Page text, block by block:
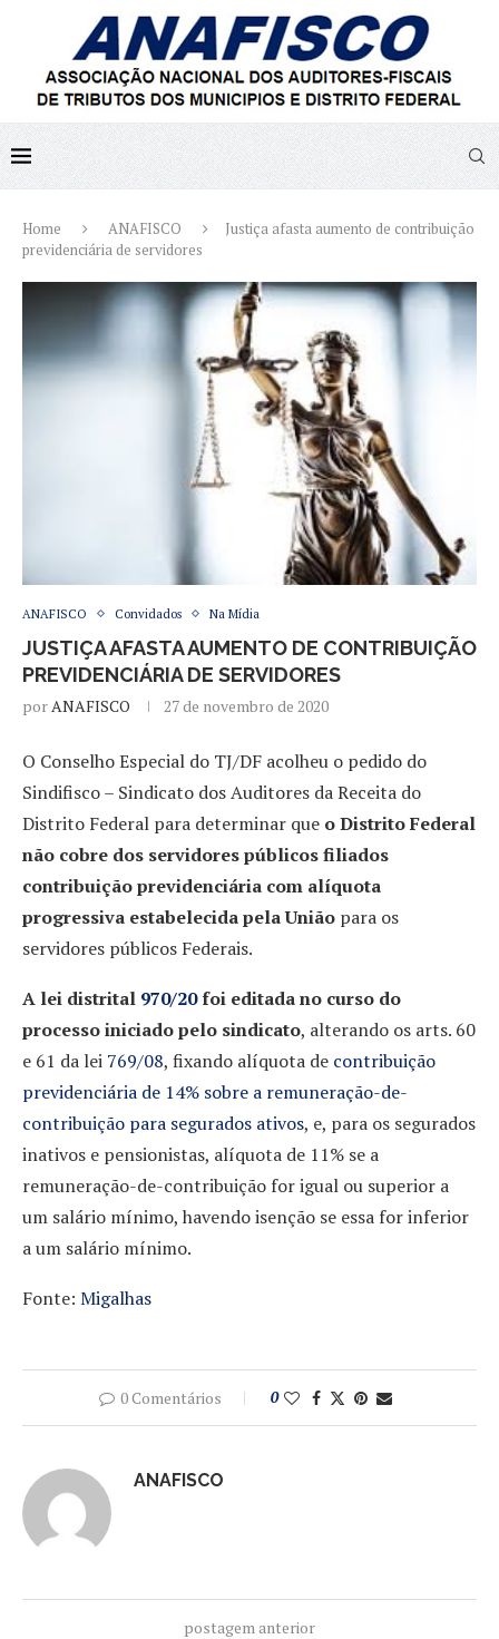
Home ANAFISCO
Justiça afasta aumento de contribuição
previdenciária de servidores
ANAFISCO Convidados Na Mídia
JUSTIÇA AFASTA AUMENTO DE CONTRIBUIÇÃO
PREVIDENCIÁRIA DE SERVIDORES
por ANAFISCO 27 de novembro de 2020
O Conselho Especial do TJ/DF acolheu o pedido do
Sindifisco – Sindicato dos Auditores da Receita do
Distrito Federal para determinar que o Distrito Federal
não cobre dos servidores públicos filiados
contribuição previdenciária com alíquota
progressiva estabelecida pela União para os
servidores públicos Federais.
A lei distrital 970/20foi editada no curso do
processo iniciado pelo sindicato, alterando os arts. 60
e 61 da lei 769/08, fixando alíquota de contribuição
previdenciária de 14% sobre a remuneração-de-
contribuição para segurados ativos, e, para os segurados
inativos e pensionistas, alíquota de 11% se a
remuneração-de-contribuição for igual ou superior a
um salário mínimo, havendo isenção se essa for inferior
a um salário mínimo.
Fonte: Migalhas
0 Comentários 0
ANAFISCO
postagem anterior